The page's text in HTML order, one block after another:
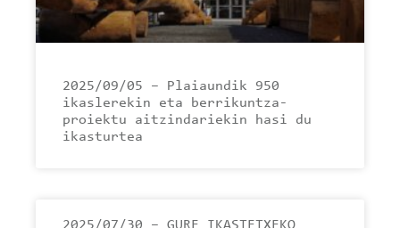
2025/09/05 – Plaiaundik 950
ikaslerekin eta berrikuntza-
proiektu aitzindariekin hasi du
ikasturtea